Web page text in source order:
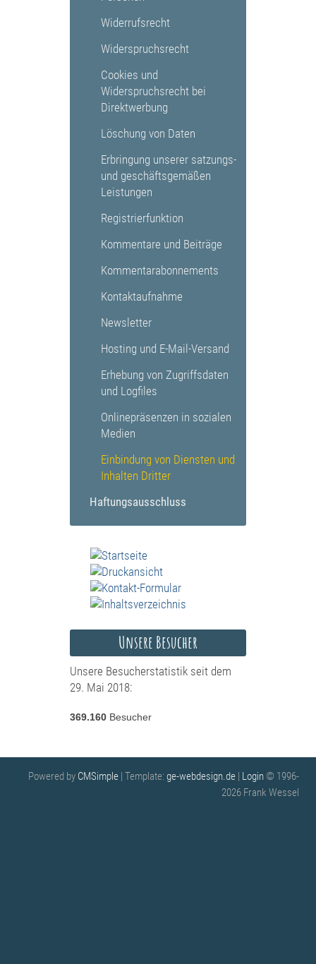
Widerrufsrecht
Widerspruchsrecht
Cookies und
Widerspruchsrecht bei
Direktwerbung
Löschung von Daten
Erbringung unserer satzungs-
und geschäftsgemäßen
Leistungen
Registrierfunktion
Kommentare und Beiträge
Kommentarabonnements
Kontaktaufnahme
Newsletter
Hosting und E-Mail-Versand
Erhebung von Zugriffsdaten
und Logfiles
Onlinepräsenzen in sozialen
Medien
Einbindung von Diensten und
Inhalten Dritter
Haftungsausschluss
Unsere Besucher
Unsere Besucherstatistik seit dem
29. Mai 2018:
369.160 Besucher
Powered by CMSimple | Template: ge-webdesign.de | Login© 1996-
2026 Frank Wessel